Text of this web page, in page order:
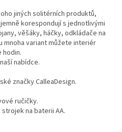
jiných solitérních produktů,
korespondují s jednotlivými
věšáky, háčky, odkládače na
mnoha variant můžete interiér
nabídce.
značky CalleaDesign.
ručičky.
na baterii AA.